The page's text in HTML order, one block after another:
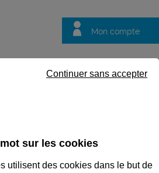
Mon compte
questions
au CPF * Formation certifiante
sur les cookies
utilisent des cookies dans le but de
Continuer sans accepter